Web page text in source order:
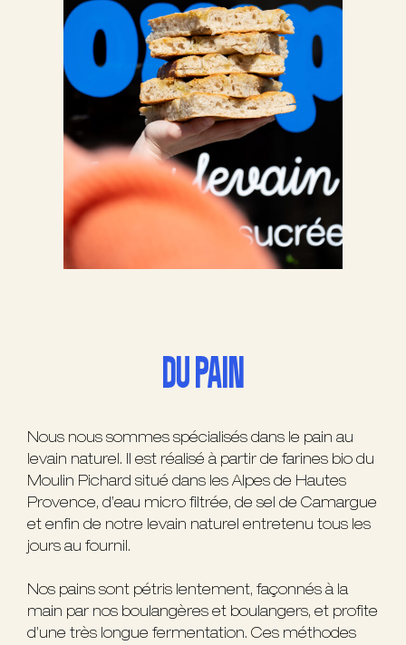
DU PAIN
Nous nous sommes spécialisés dans le pain au
levain naturel. Il est réalisé à partir de farines bio du
Moulin Pichard situé dans les Alpes de Hautes
Provence, d’eau micro filtrée, de sel de Camargue
et enfin de notre levain naturel entretenu tous les
jours au fournil.
Nos pains sont pétris lentement, façonnés à la
main par nos boulangères et boulangers, et profite
d’une très longue fermentation. Ces méthodes